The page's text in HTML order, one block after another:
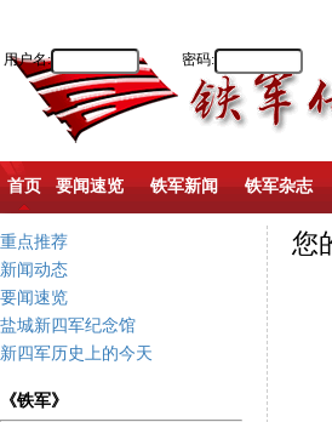
用户名: 密码:
首页 要闻速览 铁军新闻 铁军杂志
重点推荐
新闻动态
要闻速览
盐城新四军纪念馆
新四军历史上的今天
《铁军》
您